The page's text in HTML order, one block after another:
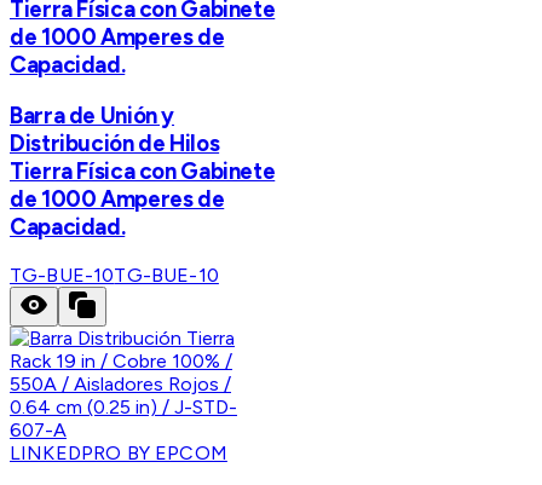
Tierra Física con Gabinete
de 1000 Amperes de
Capacidad.
Barra de Unión y
Distribución de Hilos
Tierra Física con Gabinete
de 1000 Amperes de
Capacidad.
TG-BUE-10TG-BUE-10
LINKEDPRO BY EPCOM